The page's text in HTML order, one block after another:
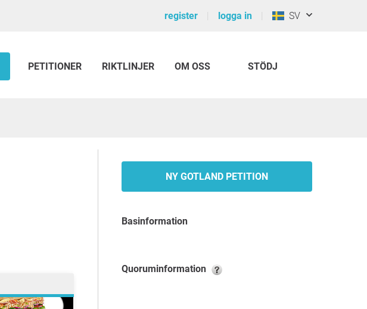
register logga in SV
PETITIONER RIKTLINJER OM OSS STÖDJ
NY GOTLAND PETITION
Basinformation
Quoruminformation